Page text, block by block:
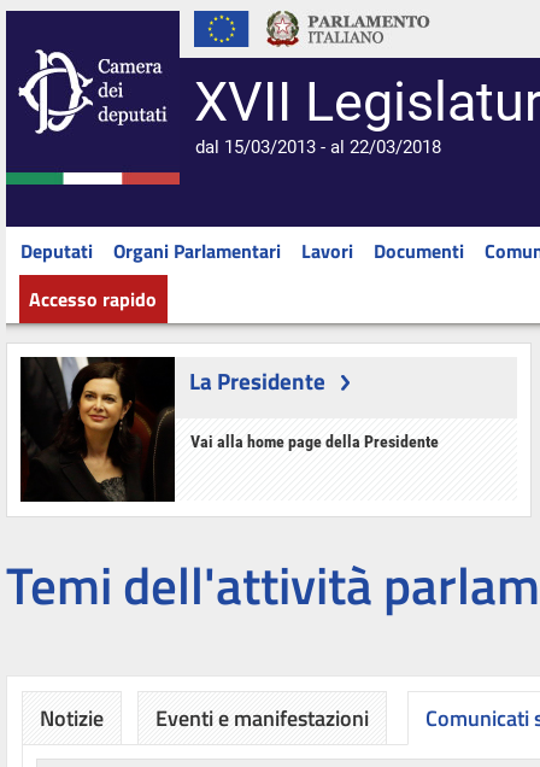
XVII
dal 15/03/2013 - al 22/03/2018
Deputati Organi Parlamentari Lavori Documenti
Accesso rapido
La Presidente
Vai alla home page della Presidente
Temi dell'attività
Notizie Eventi e manifestazioni Comunicati